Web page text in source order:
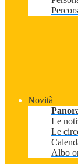
Novità
Le
Le
Albo